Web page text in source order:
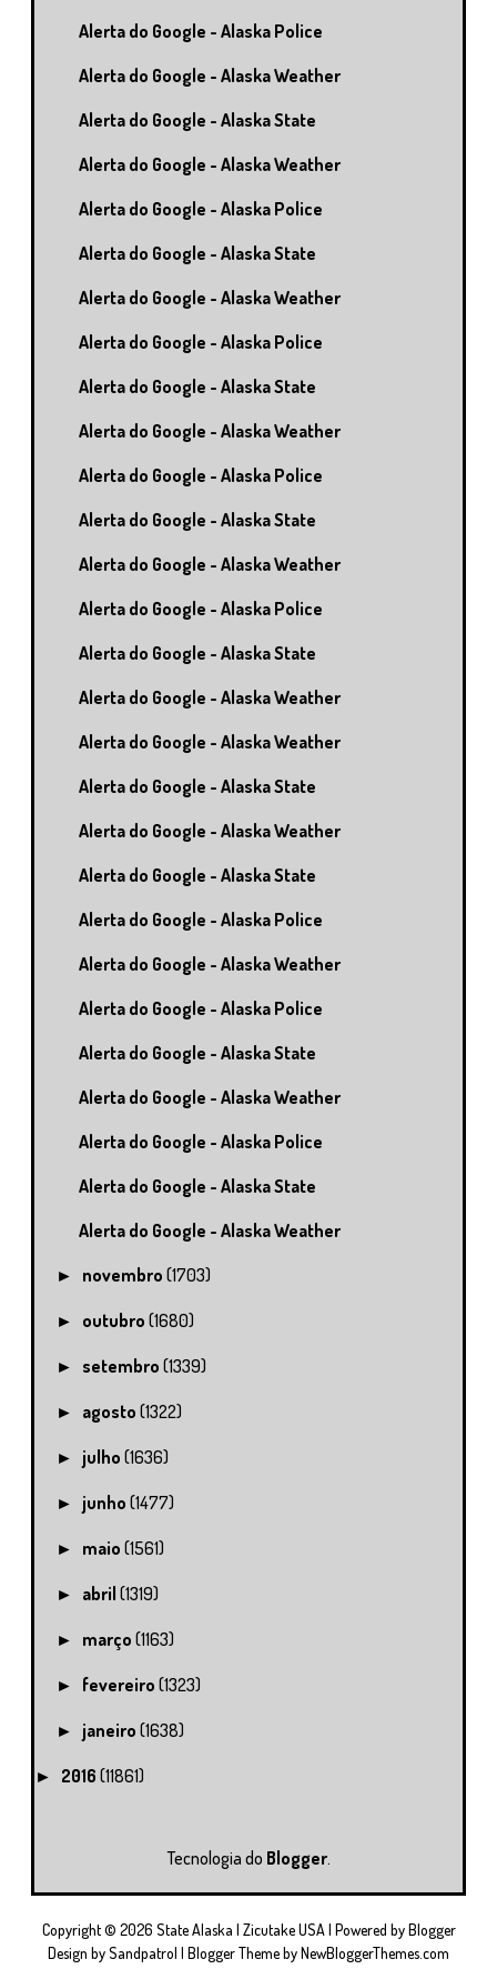
Alerta do Google - Alaska Police
Alerta do Google - Alaska Weather
Alerta do Google - Alaska State
Alerta do Google - Alaska Weather
Alerta do Google - Alaska Police
Alerta do Google - Alaska State
Alerta do Google - Alaska Weather
Alerta do Google - Alaska Police
Alerta do Google - Alaska State
Alerta do Google - Alaska Weather
Alerta do Google - Alaska Police
Alerta do Google - Alaska State
Alerta do Google - Alaska Weather
Alerta do Google - Alaska Police
Alerta do Google - Alaska State
Alerta do Google - Alaska Weather
Alerta do Google - Alaska Weather
Alerta do Google - Alaska State
Alerta do Google - Alaska Weather
Alerta do Google - Alaska State
Alerta do Google - Alaska Police
Alerta do Google - Alaska Weather
Alerta do Google - Alaska Police
Alerta do Google - Alaska State
Alerta do Google - Alaska Weather
Alerta do Google - Alaska Police
Alerta do Google - Alaska State
Alerta do Google - Alaska Weather
► novembro(1703)
► outubro(1680)
► setembro(1339)
► agosto(1322)
► julho(1636)
► junho(1477)
► maio(1561)
► abril(1319)
► março(1163)
► fevereiro(1323)
► janeiro(1638)
► 2016 (11861)
Tecnologia do Blogger.
Copyright © 2026 State Alaska | Zicutake USA| Powered byBlogger
Design bySandpatrol | Blogger Theme byNewBloggerThemes.com